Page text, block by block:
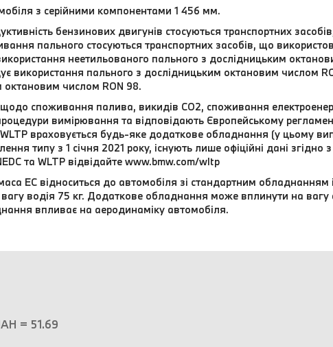
з серійними компонентами 1 456 мм.
бензинових двигунів стосуються транспортних
пального стосуються транспортних засобів, що
неетильованого пального з дослідницьким
використання пального з дослідницьким октановим числом
октановим числом RON 98.
щодо споживання палива, викидів CO2, споживання
вимірювання та відповідають Європейському
враховується будь-яке додаткове обладнання (у цьому
типу з 1 січня 2021 року, існують лише офіційні дані
та WLTP відвідайте www.bmw.com/wltp
EC відноситься до автомобіля зі стандартним
вагу водія 75 кг. Додаткове обладнання може вплинути на
впливає на аеродинаміку автомобіля.
= 51.69